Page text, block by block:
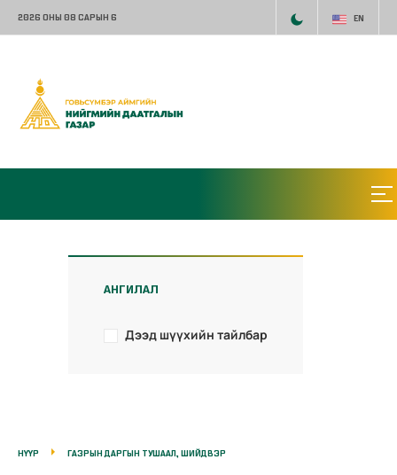
2026 ОНЫ 08 САРЫН 6 EN
АНГИЛАЛ
Дээд шүүхийн тайлбар
НҮҮР ГАЗРЫН ДАРГЫН ТУШААЛ, ШИЙДВЭР